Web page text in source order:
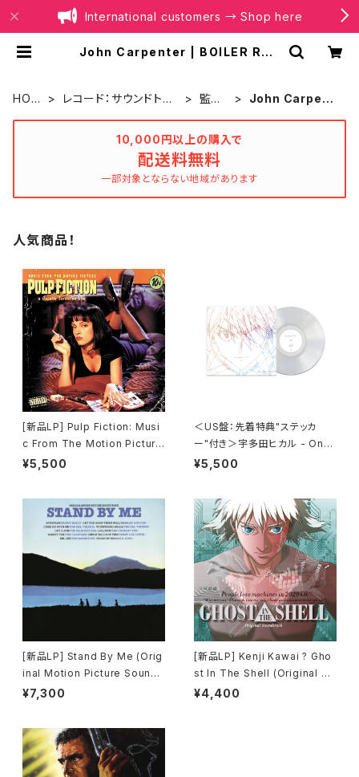
International customers → Shop here
John Carpenter | BOILER REC
HOM
レコード：サウンドトラ
監督
John Carpent
10,000円以上の購入で
配送料無料
一部対象とならない地域があります
人気商品！
[新品LP] Pulp Fiction: Musi
c From The Motion Picture
(180g) / パルプ・フィクション
¥5,500
＜US盤：先着特典"ステッカ
ー"付き＞宇多田ヒカル - One
Last Kiss (US Clear Vinyl)
¥5,500
[新品LP] Stand By Me (Orig
inal Motion Picture Soundt
rack) / スタンド・バイ・ミー
¥7,300
[新品LP] Kenji Kawai ? Gho
st In The Shell (Original So
undtrack) / GHOST IN THE
¥4,400